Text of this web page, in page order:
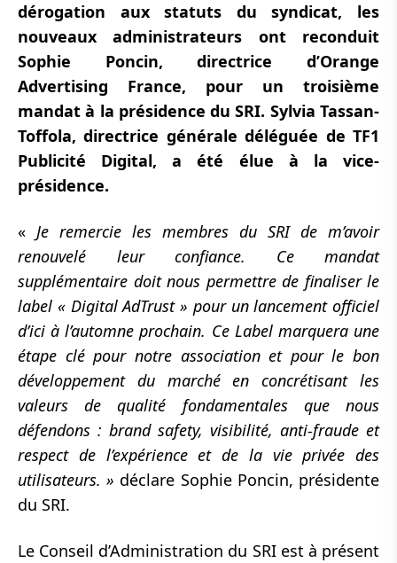
dérogation aux statuts du syndicat, les
nouveaux administrateurs ont reconduit
Sophie Poncin, directrice d’Orange
Advertising France, pour un troisième
mandat à la présidence du SRI. Sylvia Tassan-
Toffola, directrice générale déléguée de TF1
Publicité Digital, a été élue à la vice-
présidence.
« Je remercie les membres du SRI de m’avoir
renouvelé leur confiance. Ce mandat
supplémentaire doit nous permettre de finaliser le
label « Digital AdTrust » pour un lancement officiel
d’ici à l’automne prochain. Ce Label marquera une
étape clé pour notre association et pour le bon
développement du marché en concrétisant les
valeurs de qualité fondamentales que nous
défendons : brand safety, visibilité, anti-fraude et
respect de l’expérience et de la vie privée des
utilisateurs. » déclare Sophie Poncin, présidente
du SRI.
Le Conseil d’Administration du SRI est à présent